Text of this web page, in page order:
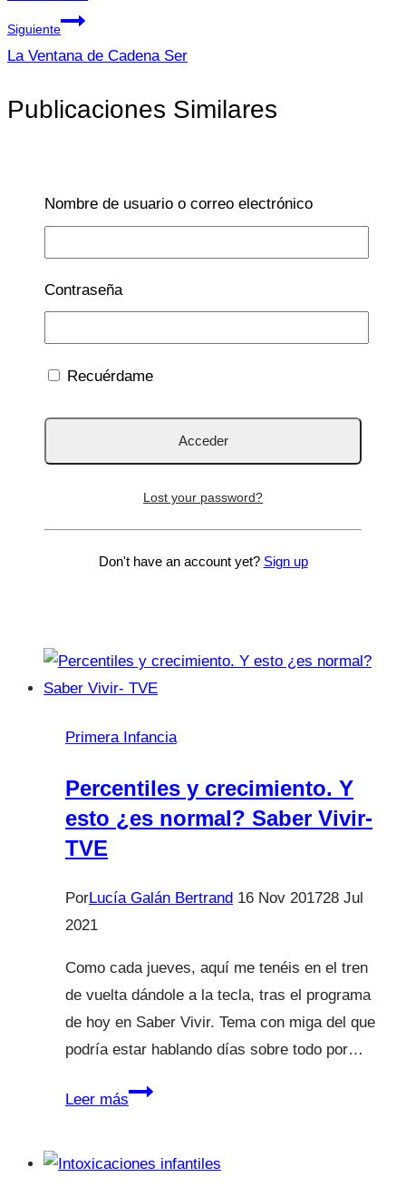
entradas
Siguiente
La Ventana de Cadena Ser
Publicaciones Similares
Primera Infancia
Alimentación en la diarrea y
el estreñimiento
PorLucía Galán Bertrand 22 Feb 201828 Jul
2021
estreñimiento pasarán nuestros hijos a lo
largo de su infancia? Os garantizo que unos
cuantos. Y vuestras dudas y preguntas
diarrea
y
Primera Infancia
Percentiles y crecimiento. Y
esto ¿es normal? Saber Vivir-
TVE
PorLucía Galán Bertrand 16 Nov 201728 Jul
2021
Como cada jueves, aquí me tenéis en el tren
de vuelta dándole a la tecla, tras el programa
de hoy en Saber Vivir. Tema con miga del que
podría estar hablando días sobre todo por…
Leer másPercentiles
Y
Nombre de usuario o correo electrónico
Contraseña
Recuérdame
Lost your password?
Don't have an account yet? Sign up